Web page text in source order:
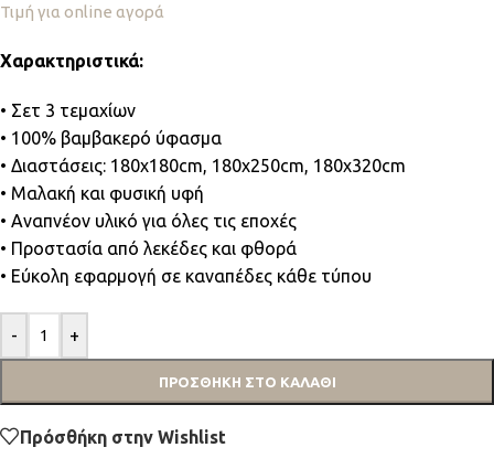
Τιμή για online αγορά
Χαρακτηριστικά:
• Σετ 3 τεμαχίων
• 100% βαμβακερό ύφασμα
• Διαστάσεις: 180x180cm, 180x250cm, 180x320cm
• Μαλακή και φυσική υφή
• Αναπνέον υλικό για όλες τις εποχές
• Προστασία από λεκέδες και φθορά
• Εύκολη εφαρμογή σε καναπέδες κάθε τύπου
- +
ΠΡΟΣΘΉΚΗ ΣΤΟ ΚΑΛΆΘΙ
Πρόσθήκη στην Wishlist